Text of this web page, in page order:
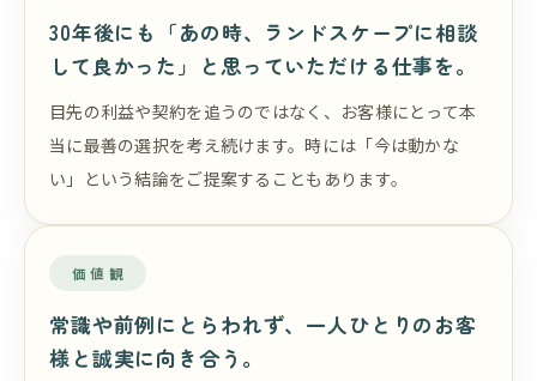
30年後にも「あの時、ランドスケープに相談
して良かった」と思っていただける仕事を。
目先の利益や契約を追うのではなく、お客様にとって本
当に最善の選択を考え続けます。時には「今は動かな
い」という結論をご提案することもあります。
価値観
常識や前例にとらわれず、一人ひとりのお客
様と誠実に向き合う。